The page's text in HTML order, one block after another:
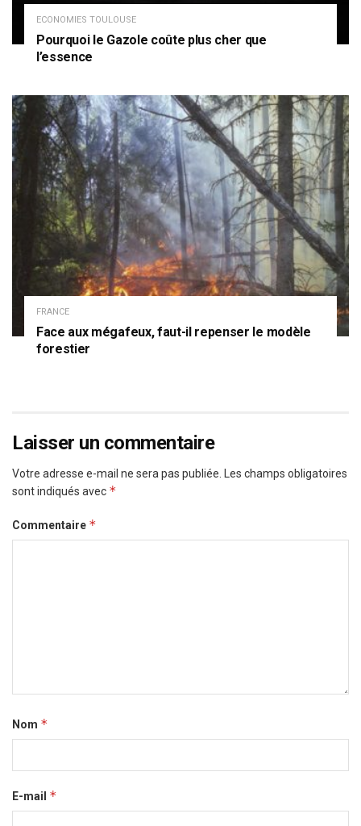
ECONOMIES TOULOUSE
Pourquoi le Gazole coûte plus cher que
l’essence
FRANCE
Face aux mégafeux, faut-il repenser le modèle
forestier
Laisser un commentaire
Votre adresse e-mail ne sera pas publiée. Les champs obligatoires
sont indiqués avec *
Commentaire *
Nom *
E-mail *